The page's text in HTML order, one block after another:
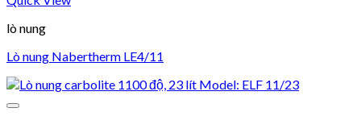
lò nung
Lò nung Nabertherm LE4/11